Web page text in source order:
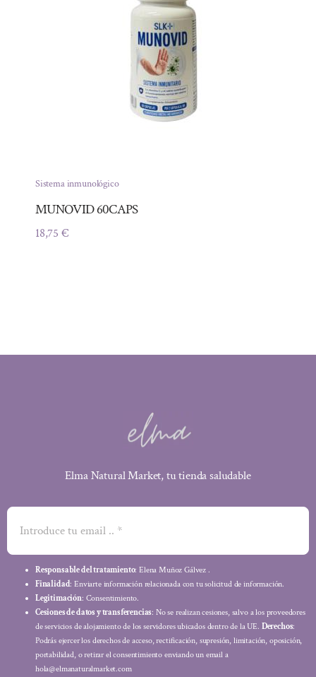
Sistema inmunológico
MUNOVID 60CAPS
18,75 €
Elma Natural Market, tu tienda saludable
Responsable del tratamiento: Elena Muñoz Gálvez .
Finalidad: Enviarte información relacionada con tu solicitud de información.
Legitimación: Consentimiento.
Cesiones de datos y transferencias: No se realizan cesiones, salvo a los proveedores
de servicios de alojamiento de los servidores ubicados dentro de la UE. Derechos:
Podrás ejercer los derechos de acceso, rectificación, supresión, limitación, oposición,
portabilidad, o retirar el consentimiento enviando un email a
hola@elmanaturalmarket.com